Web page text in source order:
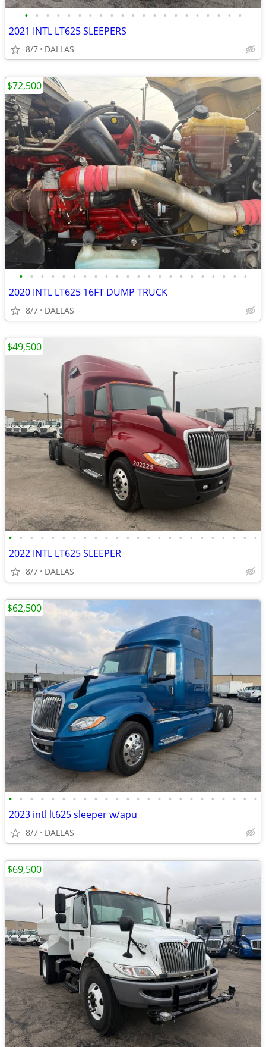
• • • • • • • • • • • • • • • • • • • • •
2021 INTL LT625 SLEEPERS
8/7 DALLAS
• • • • • • • • • • • • • • • • • • • • • •
2020 INTL LT625 16FT DUMP TRUCK
8/7 DALLAS
$72,500
• • • • • • • • • • • • • • • • • • • • • • • •
2022 INTL LT625 SLEEPER
8/7 DALLAS
$49,500
• • • • • • • • • • • • • • • • • • • • • • • •
2023 intl lt625 sleeper w/apu
8/7 DALLAS
$62,500
$69,500